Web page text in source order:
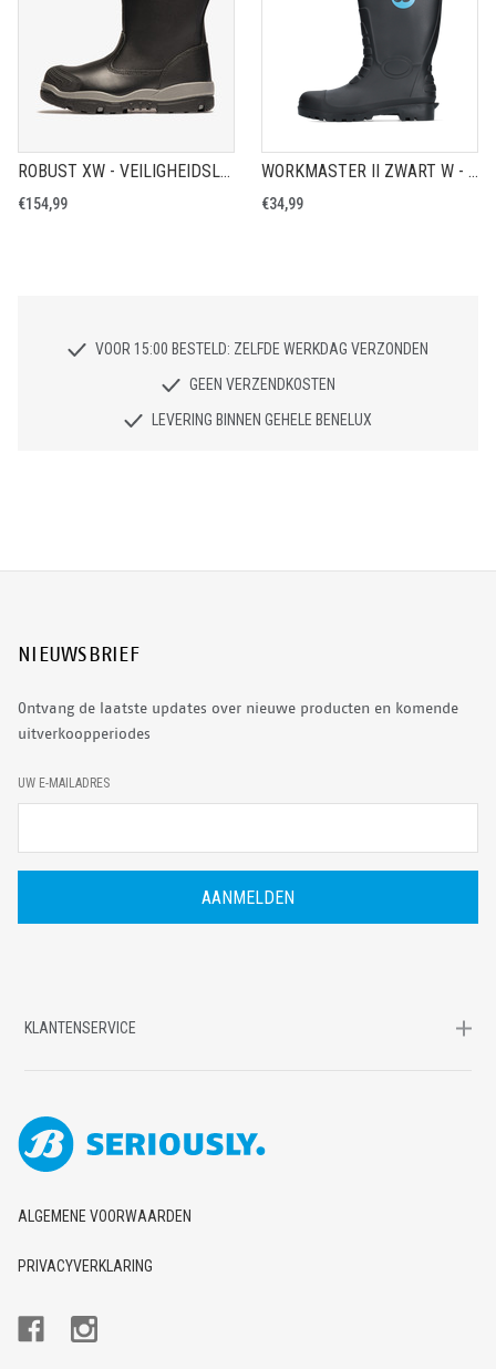
ROBUST XW - VEILIGHEIDSLAARS S3
€154,99
WORKMASTER II ZWART W - VEILIGHEIDSLAARS S5
€34,99
VOOR 15:00 BESTELD: ZELFDE WERKDAG VERZONDEN
GEEN VERZENDKOSTEN
LEVERING BINNEN GEHELE BENELUX
NIEUWSBRIEF
Ontvang de laatste updates over nieuwe producten en komende
uitverkoopperiodes
E
-
M
A
D
UW E-MAILADRES
KLANTENSERVICE
ALGEMENE VOORWAARDEN
PRIVACYVERKLARING